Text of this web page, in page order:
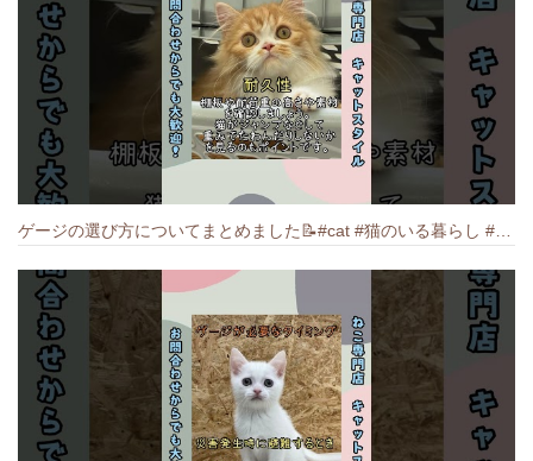
ゲージの選び方についてまとめました️📝#cat #猫のいる暮らし #ねこ #キャット #munchkin